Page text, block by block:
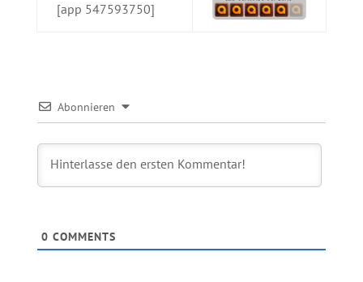
[app 547593750]
Abonnieren
0 COMMENTS